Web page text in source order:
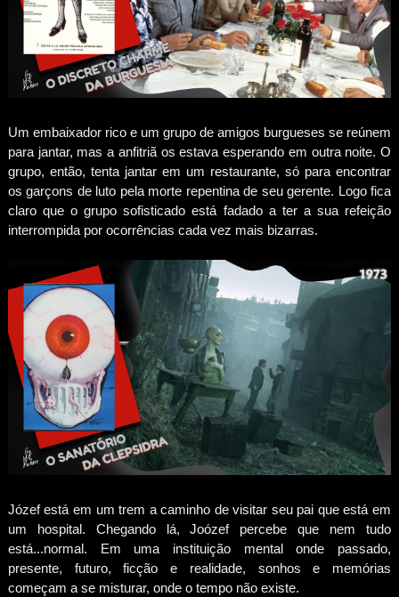
Um embaixador rico e um grupo de amigos burgueses se reúnem
para jantar, mas a anfitriã os estava esperando em outra noite. O
grupo, então, tenta jantar em um restaurante, só para encontrar
os garçons de luto pela morte repentina de seu gerente. Logo fica
claro que o grupo sofisticado está fadado a ter a sua refeição
interrompida por ocorrências cada vez mais bizarras.
Józef está em um trem a caminho de visitar seu pai que está em
um hospital. Chegando lá, Joózef percebe que nem tudo
está...normal. Em uma instituição mental onde passado,
presente, futuro, ficção e realidade, sonhos e memórias
começam a se misturar, onde o tempo não existe.